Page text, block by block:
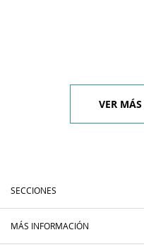
VER
SECCIONES
MÁS INFORMACIÓN